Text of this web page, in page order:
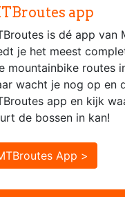
app
is dé app van
je het meest
mountainbike routes
wacht je nog op en
app en kijk
de bossen in kan!
App >